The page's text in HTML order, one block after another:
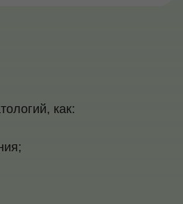
как: